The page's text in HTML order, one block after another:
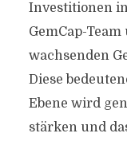
Investitionen
GemCap-
wachsenden
Diese
Ebene wird
stärken und